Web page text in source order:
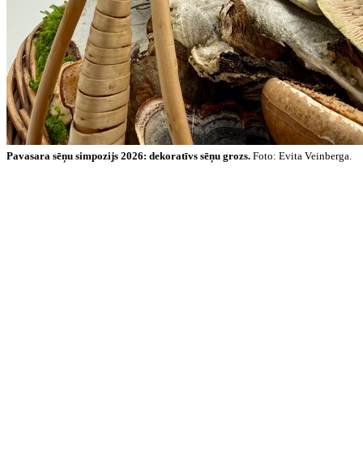
Pavasara sēņu simpozijs 2026: dekoratīvs sēņu grozs. Foto: Evita Veinberga.